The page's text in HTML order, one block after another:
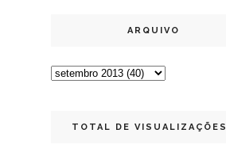
ARQUIVO
TOTAL DE VISUALIZAÇÕES